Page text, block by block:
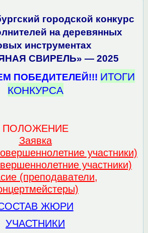
городской конкурс
на деревянных
инструментах
СВИРЕЛЬ» — 2025
ПОБЕДИТЕЛЕЙ!!! ИТОГИ
КОНКУРСА
ПОЛОЖЕНИЕ
Заявка
участники)
участники)
(преподаватели,
ЖЮРИ
УЧАСТНИКИ